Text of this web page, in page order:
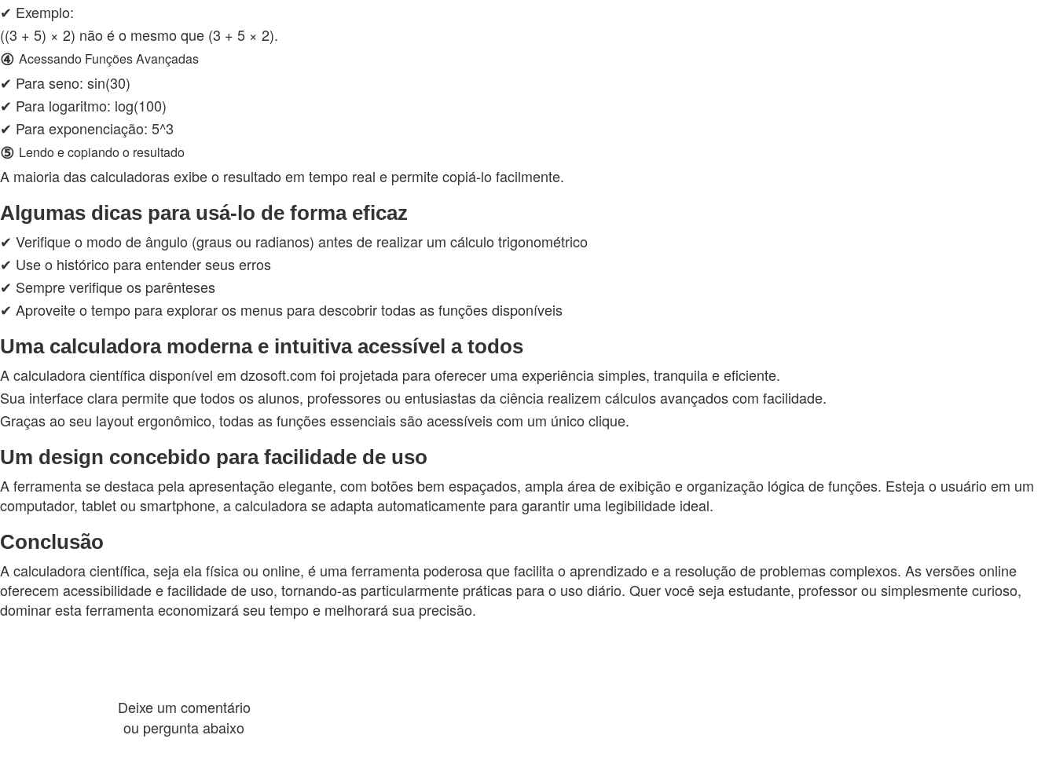
✔ Exemplo:
((3 + 5) × 2) não é o mesmo que (3 + 5 × 2).
④ Acessando Funções Avançadas
✔ Para seno: sin(30)
✔ Para logaritmo: log(100)
✔ Para exponenciação: 5^3
⑤ Lendo e copiando o resultado
A maioria das calculadoras exibe o resultado em tempo real e permite copiá-lo facilmente.
Algumas dicas para usá-lo de forma eficaz
✔ Verifique o modo de ângulo (graus ou radianos) antes de realizar um cálculo trigonométrico
✔ Use o histórico para entender seus erros
✔ Sempre verifique os parênteses
✔ Aproveite o tempo para explorar os menus para descobrir todas as funções disponíveis
Uma calculadora moderna e intuitiva acessível a todos
A calculadora científica disponível em dzosoft.com foi projetada para oferecer uma experiência simples, tranquila e eficiente.
Sua interface clara permite que todos os alunos, professores ou entusiastas da ciência realizem cálculos avançados com facilidade.
Graças ao seu layout ergonômico, todas as funções essenciais são acessíveis com um único clique.
Um design concebido para facilidade de uso
A ferramenta se destaca pela apresentação elegante, com botões bem espaçados, ampla área de exibição e organização lógica de funções. Esteja o usuário em um
computador, tablet ou smartphone, a calculadora se adapta automaticamente para garantir uma legibilidade ideal.
Conclusão
A calculadora científica, seja ela física ou online, é uma ferramenta poderosa que facilita o aprendizado e a resolução de problemas complexos. As versões online
oferecem acessibilidade e facilidade de uso, tornando-as particularmente práticas para o uso diário. Quer você seja estudante, professor ou simplesmente curioso,
dominar esta ferramenta economizará seu tempo e melhorará sua precisão.
Deixe um comentário
ou pergunta abaixo